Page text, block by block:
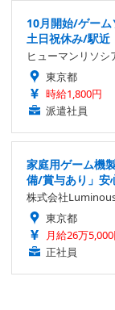
10月開始/ゲー
土日祝休み/駅近
ヒューマンリソシ
東京都
時給1,800円
派遣社員
家庭用ゲーム機
備/賞与あり」安
株式会社
東京都
月給26万
正社員